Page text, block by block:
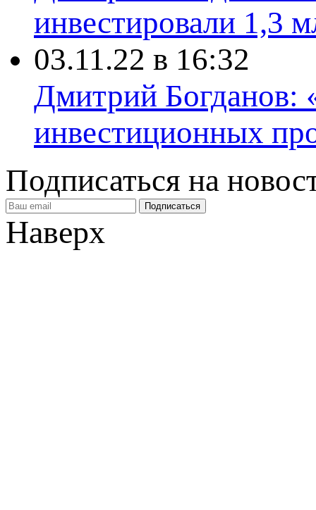
инвестировали 1,3
03.11.22 в 16:32
Дмитрий Богданов:
инвестиционных
Подписаться на
Наверх